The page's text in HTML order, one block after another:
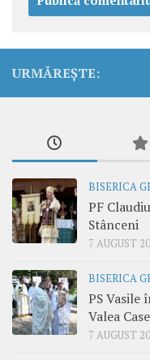
URMĂREȘTE:
BISERICA
PF
Stânceni
7 AUGUST
BISERICA
PS Vasile
Valea
7 AUGUST